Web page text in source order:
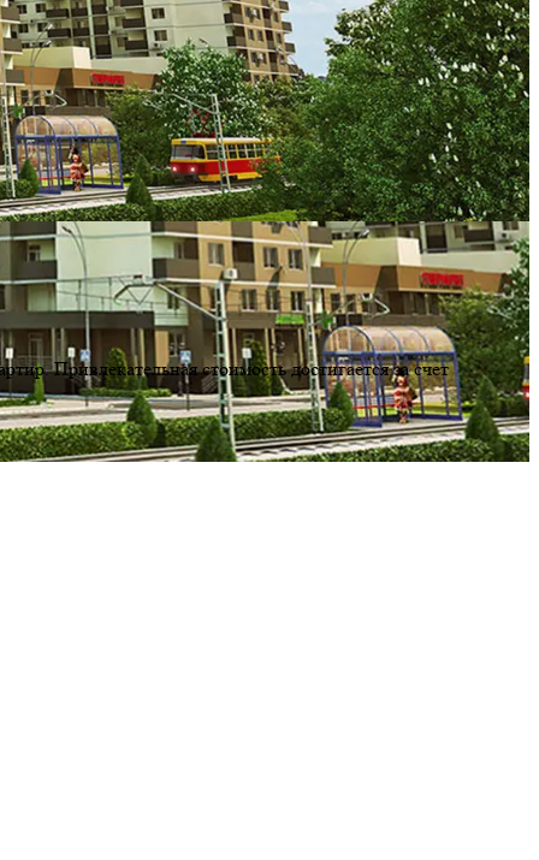
Привлекательная стоимость достигается за счет